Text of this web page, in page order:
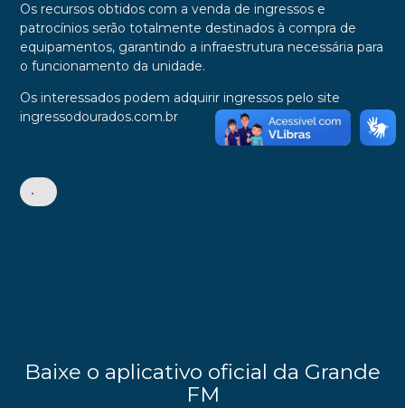
Os recursos obtidos com a venda de ingressos e
patrocínios serão totalmente destinados à compra de
equipamentos, garantindo a infraestrutura necessária para
o funcionamento da unidade.
Os interessados podem adquirir ingressos pelo site
ingressodourados.com.br
•
Baixe o aplicativo oficial da Grande
FM